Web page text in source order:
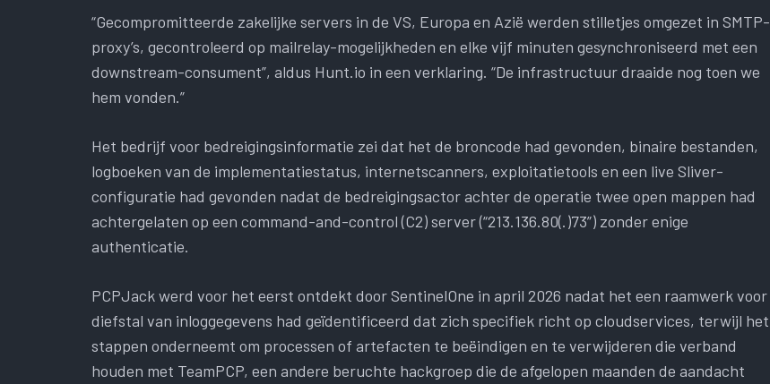
“Gecompromitteerde zakelijke servers in de VS, Europa en Azië werden stilletjes omgezet in SMTP-
proxy’s, gecontroleerd op mailrelay-mogelijkheden en elke vijf minuten gesynchroniseerd met een
downstream-consument”, aldus Hunt.io in een verklaring. “De infrastructuur draaide nog toen we
hem vonden.”
Het bedrijf voor bedreigingsinformatie zei dat het de broncode had gevonden, binaire bestanden,
logboeken van de implementatiestatus, internetscanners, exploitatietools en een live Sliver-
configuratie had gevonden nadat de bedreigingsactor achter de operatie twee open mappen had
achtergelaten op een command-and-control (C2) server (“213.136.80(.)73”) zonder enige
authenticatie.
PCPJack werd voor het eerst ontdekt door SentinelOne in april 2026 nadat het een raamwerk voor
diefstal van inloggegevens had geïdentificeerd dat zich specifiek richt op cloudservices, terwijl het
stappen onderneemt om processen of artefacten te beëindigen en te verwijderen die verband
houden met TeamPCP, een andere beruchte hackgroep die de afgelopen maanden de aandacht